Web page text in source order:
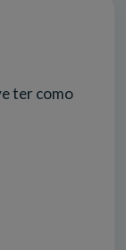
ter como